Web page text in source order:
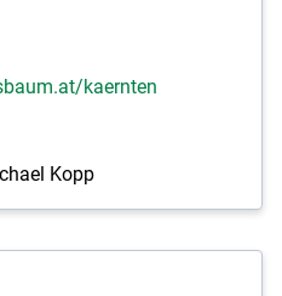
kaernten
Kopp